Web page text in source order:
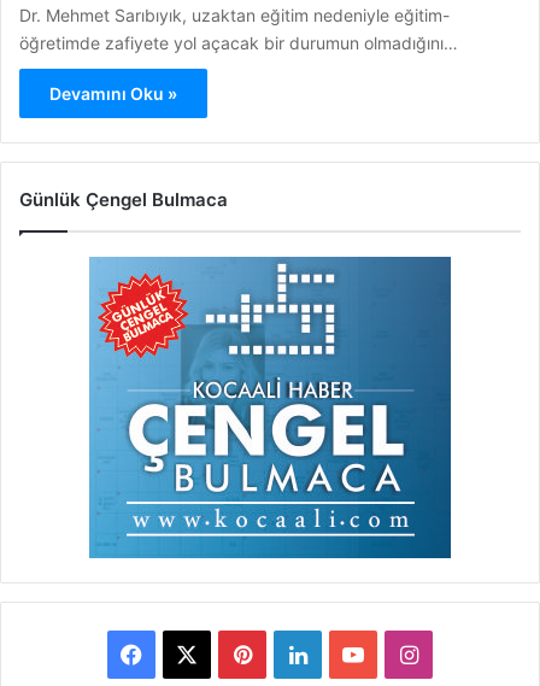
Dr. Mehmet Sarıbıyık, uzaktan eğitim nedeniyle eğitim-
öğretimde zafiyete yol açacak bir durumun olmadığını…
Devamını Oku »
Günlük Çengel Bulmaca
Facebook PinterestLinkedInYouTubeInstagram